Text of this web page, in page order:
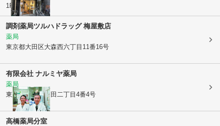
1F
調剤薬局ツルハドラッグ 梅屋敷店
薬局
東京都大田区大森西六丁目11番16号
有限会社 ナルミヤ薬局
薬局
東京都大田区蒲田二丁目4番4号
高橋薬局分室